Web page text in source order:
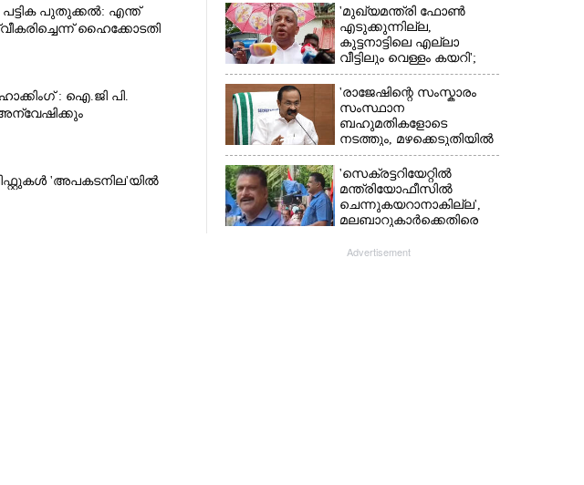
പുതുക്കൽ: എന്ത്
ഹൈക്കോടതി
: ഐ.ജി പി.
'അപകടനില'യിൽ
സർക്കാരിനെതിരെ കേരളം
'മുഖ്യമന്ത്രി ഫോൺ
എടുക്കുന്നില്ല,
കുട്ടനാട്ടിലെ എല്ലാ
വീട്ടിലും വെള്ളം കയറി';
അതൃപ്‌തിയുമായി
ഭരണകക്ഷി എംഎൽഎ
'രാജേഷിന്റെ സംസ്കാരം
സംസ്ഥാന
ബഹുമതികളോടെ
നടത്തും, മഴക്കെടുതിയിൽ
നശിച്ച കടകൾക്കും
ധനസഹായം'
'സെക്രട്ടറിയേറ്റിൽ
മന്ത്രിയോഫീസിൽ
ചെന്നുകയറാനാകില്ല',
മലബാറുകാർക്കെതിരെ
പരാമർശവുമായി സിപിഎം
Advertisement
Copy Link